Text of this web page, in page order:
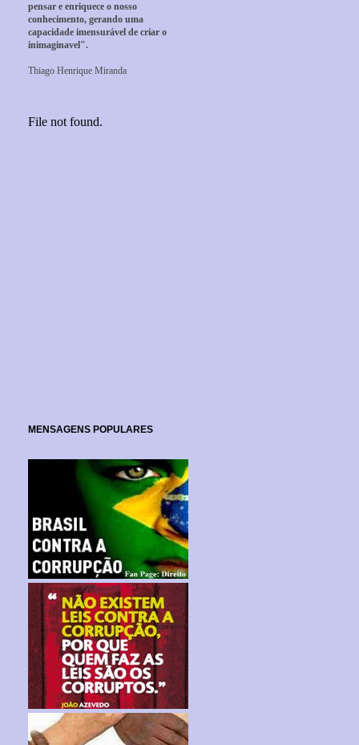
pensar e enriquece o nosso
conhecimento, gerando uma
capacidade imensurável de criar o
inimaginavel".
Thiago Henrique Miranda
MENSAGENS POPULARES